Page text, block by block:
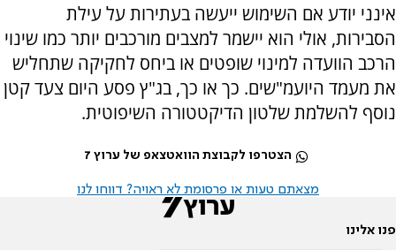
אינני יודע אם השימוש ייעשה בעתירות על עילת
הסבירות, אולי הוא יישמר למצבים מורכבים יותר כמו שינוי
הרכב הוועדה למינוי שופטים או ביחס לחקיקה שתחליש
את מעמד היועמ"שים. כך או כך, בג"ץ פסע היום צעד קטן
נוסף להשלמת שלטון הדיקטטורה השיפוטית.
הצטרפו לקבוצת הוואטצאפ של ערוץ 7
מצאתם טעות או פרסומת לא ראויה? דווחו לנו
פנו אלינו